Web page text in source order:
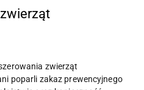
zwierząt
poparli zakaz prewencyjnego